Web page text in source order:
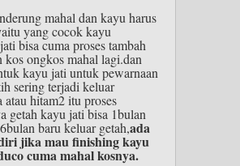
mahal dan kayu harus
yang cocok kayu
bisa cuma proses tambah
kos ongkos mahal lagi.dan
kayu jati untuk pewarnaan
sering terjadi keluar
atau hitam2 itu proses
getah kayu jati bisa 1bulan
baru keluar getah,ada
jika mau finishing kayu
cuma mahal kosnya.